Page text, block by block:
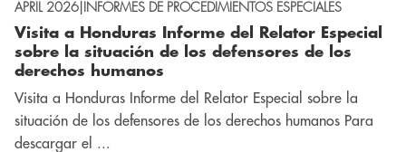
APRIL 2026 INFORMES DE PROCEDIMIENTOS ESPECIALES
Visita a Honduras Informe del Relator Especial
sobre la situación de los defensores de los
derechos humanos
Visita a Honduras Informe del Relator Especial sobre la
situación de los defensores de los derechos humanos Para
descargar el ...